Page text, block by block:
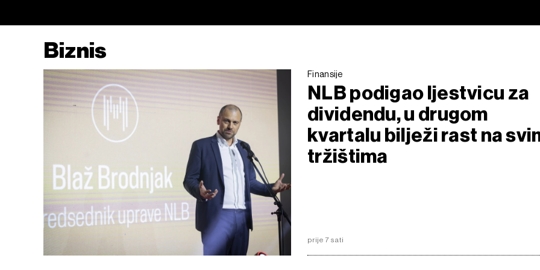
Biznis
Finansije
NLB podigao ljestvicu za
dividendu, u drugom
kvartalu bilježi rast na
tržištima
prije 7 sati